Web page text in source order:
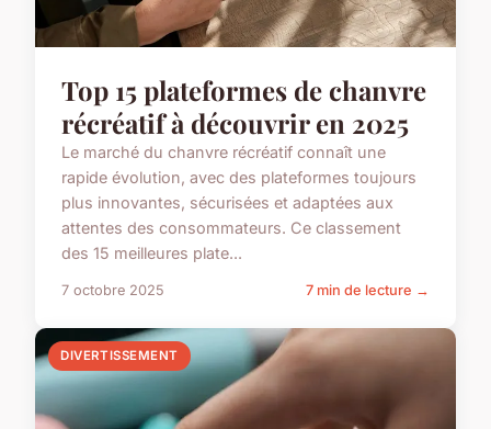
Top 15 plateformes de chanvre
récréatif à découvrir en 2025
Le marché du chanvre récréatif connaît une
rapide évolution, avec des plateformes toujours
plus innovantes, sécurisées et adaptées aux
attentes des consommateurs. Ce classement
des 15 meilleures plate...
7 octobre 2025 7 min de lecture →
DIVERTISSEMENT